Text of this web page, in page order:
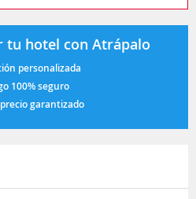
tu hotel con Atrápalo
personalizada
100% seguro
garantizado